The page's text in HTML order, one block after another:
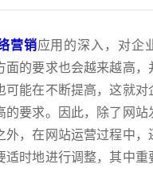
营销应用的深入，对企
面的要求也会越来越高，
可能在不断提高，这就对
的要求。因此，除了网站
外，在网站运营过程中，
适时地进行调整，其中重